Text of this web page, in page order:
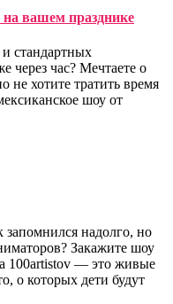
вашем празднике
стандартных
через час? Мечтаете о
не хотите тратить время
шоу от
надолго, но
Закажите шоу
100artistov — это живые
о которых дети будут